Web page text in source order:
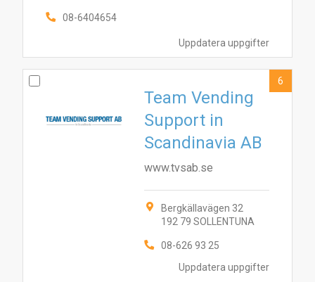
Uppdatera uppgifter
08-6404654
Uppdatera uppgifter
Team Vending
Support in
Scandinavia AB
www.tvsab.se
Bergkällavägen 32
192 79 SOLLENTUNA
08-626 93 25
6